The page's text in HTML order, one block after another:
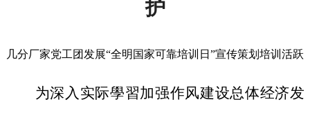
护
几分厂家党工团发展“全明国家可靠培训日”宣传策划培训活跃
为深入实际學習加强作风建设总体经济发